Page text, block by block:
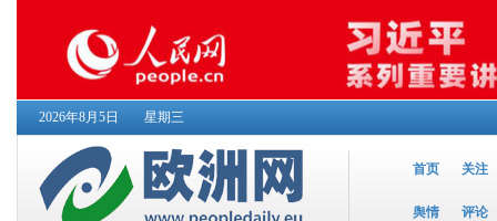
2026年8月5日 星期三
首页 关注
舆情 评论